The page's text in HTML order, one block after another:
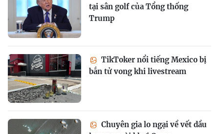
tại sân golf của Tổng thống
Trump
TikToker nổi tiếng Mexico bị
bắn tử vong khi livestream
Chuyên gia lo ngại về vết dầu